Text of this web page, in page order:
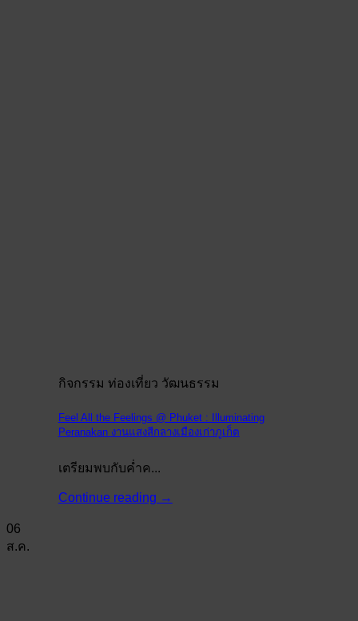
กิจกรรม ท่องเที่ยว วัฒนธรรม
Feel All the Feelings @ Phuket : Illuminating
Peranakan งานแสงสีกลางเมืองเก่าภูเก็ต
เตรียมพบกับค่ำค...
Continue reading →
06
ส.ค.